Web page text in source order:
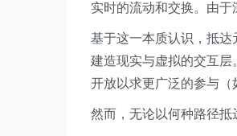
实时的流动和交换。由于
基于这一本质认识，抵达
建造现实与虚拟的交互
开放以求更广泛的参与（
然而，无论以何种路径抵